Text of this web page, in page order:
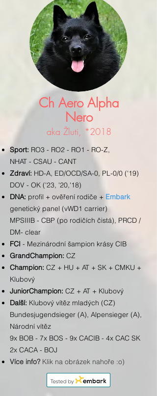
Ch Aero Alpha
Nero
aka Žluti, *2018
Sport: RO3 - RO2 - RO1 - RO-Z,
NHAT - CSAU - CANT
Zdraví: HD-A, ED/OCD/SA-0, PL-0/0 ('19)
DOV - OK ('23, '20,'18)
DNA: profil + ověření rodiče + Embark
genetický panel (vWD1 carrier)
MPSIIIB - CBP (po rodičích čistá), PRCD /
DM- clear
FCI - Mezinárodní šampion krásy CIB
GrandChampion: CZ
Champion: CZ + HU + AT + SK + CMKU +
Klubový
JuniorChampion: CZ + AT + Klubový
Další: Klubový vítěz mladých (CZ)
Bundesjugendsieger (A), Alpensieger (A),
Národní vítěz
9x BOB - 7x BOS - 9x CACIB - 4x CAC SK
2x CACA - BOJ
Více info? Klik na obrázek nahoře :o)